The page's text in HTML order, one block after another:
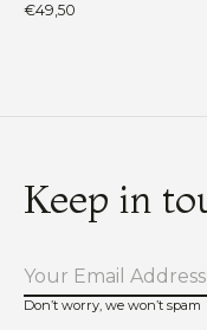
€49,50
Keep in
Don’t worry, we won’t spam